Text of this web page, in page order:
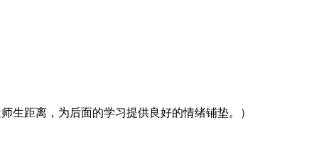
生距离，为后面的学习提供良好的情绪铺垫。）